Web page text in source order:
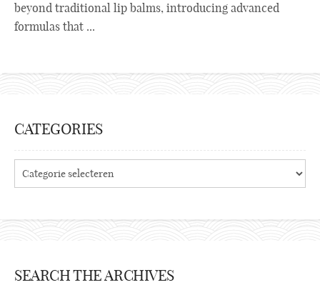
beyond traditional lip balms, introducing advanced
formulas that ...
CATEGORIES
SEARCH THE ARCHIVES